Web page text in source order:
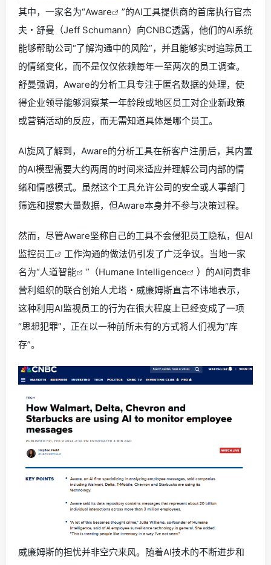
其中，一家名为“Aware ”的AI工具提供商的首席执行官杰
夫・舒曼（Jeff Schumann）向CNBC透露，他们的AI系统
能够帮助公司“了解沟通中的风险”，并且能够实时追踪员工
的情绪变化，而不是仅仅依赖每年一至两次的员工调查。
舒曼强调，Aware的分析工具专注于匿名数据的处理，使
得企业领导能够洞察某一年龄段或地区员工对企业新政策
或营销活动的反应，而无需知道具体是哪个员工。
AI旋风了解到，Aware的分析工具在新客户注册后，其内置
的AI模型需要大约两周的时间来适应并理解公司内部的情
绪和情感模式。虽然这个工具允许公司的安全或人事部门
筛选和搜索大量数据，但Aware本身并不参与决策过程。
然而，尽管Aware坚称自己的工具不会侵犯员工隐私，但AI
监控员工
工作沟通的做法仍引发了广泛争议。当地一家
名为“人道智能 ”（Humane Intelligence
）的AI问责非
营利组织的联合创始人尤塔・威廉姆斯直言不讳地表示，
这种利用AI监视员工的行为在很大程度上已经变成了一项
“思想犯罪”，正在以一种前所未有的方式将人们视为“库
存”。
威廉姆斯的担忧并非空穴来风。随着AI技术的不断进步和